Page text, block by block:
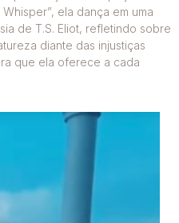
ela dança em uma
de T.S. Eliot, refletindo sobre
diante das injustiças
que ela oferece a cada